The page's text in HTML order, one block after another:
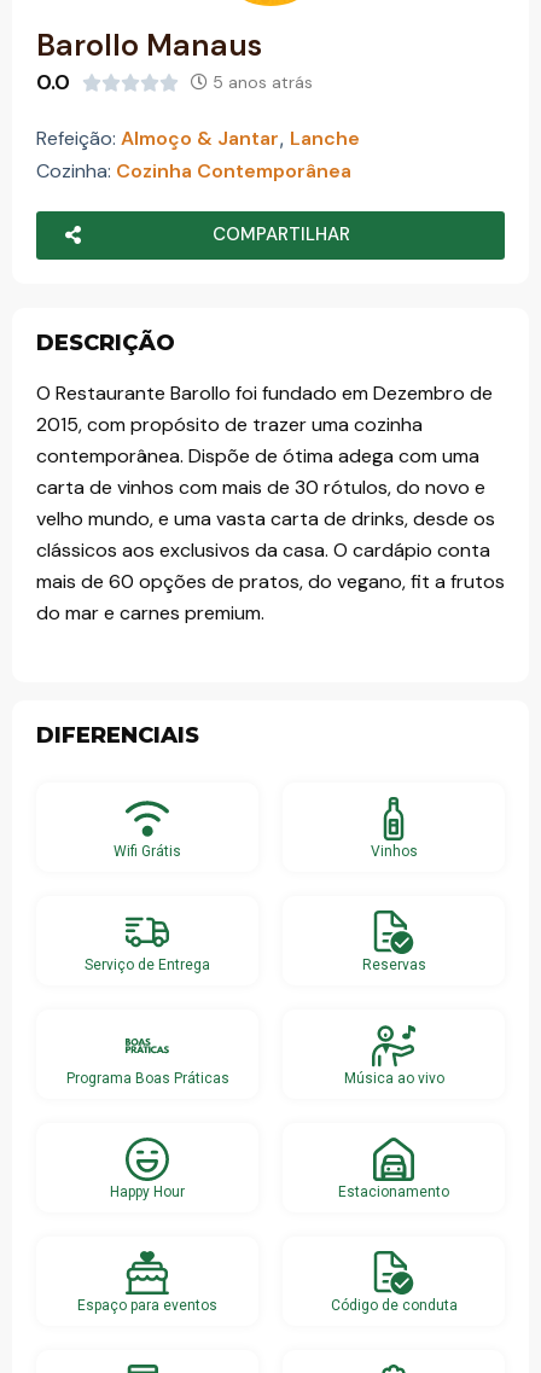
Barollo Manaus
0.0  5 anos atrás
Refeição: Almoço & Jantar, Lanche
Cozinha: Cozinha Contemporânea
COMPARTILHAR
DESCRIÇÃO
O Restaurante Barollo foi fundado em Dezembro de
2015, com propósito de trazer uma cozinha
contemporânea. Dispõe de ótima adega com uma
carta de vinhos com mais de 30 rótulos, do novo e
velho mundo, e uma vasta carta de drinks, desde os
clássicos aos exclusivos da casa. O cardápio conta
mais de 60 opções de pratos, do vegano, fit a frutos
do mar e carnes premium.
DIFERENCIAIS
Wifi Grátis Vinhos
Serviço de Entrega Reservas
Programa Boas Práticas Música ao vivo
Happy Hour Estacionamento
Espaço para eventos Código de conduta